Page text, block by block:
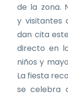
de la zona.
y visitantes
dan cita
directo en
niños y
La fiesta
se celebra